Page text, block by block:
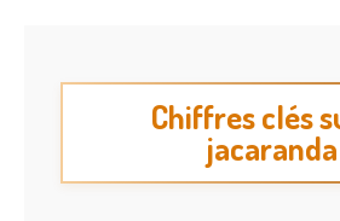
Chiffres clés
jacaranda